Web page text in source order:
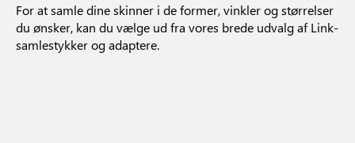
For at samle dine skinner i de former, vinkler og størrelser
du ønsker, kan du vælge ud fra vores brede udvalg af Link-
samlestykker og adaptere.